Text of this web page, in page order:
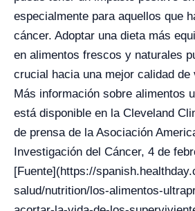
especialmente para aquellos que
cáncer. Adoptar una dieta más
en alimentos frescos y naturales
crucial hacia una mejor calidad de
Más información sobre alimentos
está disponible en la Cleveland
de prensa de la Asociación
Investigación del Cáncer, 4 de
[Fuente](https://
salud/nutrition/los-alimentos-